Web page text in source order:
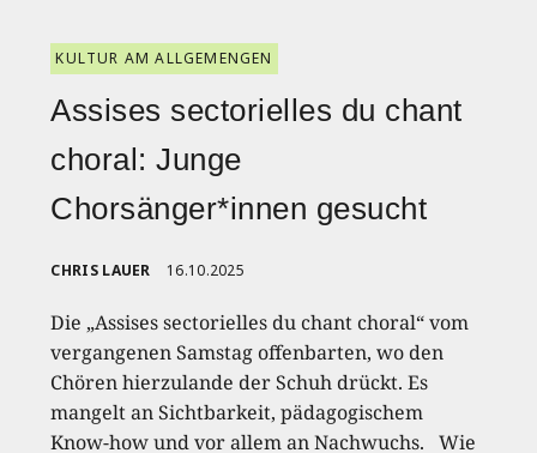
KULTUR AM ALLGEMENGEN
Assises sectorielles du chant
choral: Junge
Chorsänger*innen gesucht
CHRIS LAUER 16.10.2025
Die „Assises sectorielles du chant choral“ vom
vergangenen Samstag offenbarten, wo den
Chören hierzulande der Schuh drückt. Es
mangelt an Sichtbarkeit, pädagogischem
Know-how und vor allem an Nachwuchs. Wie